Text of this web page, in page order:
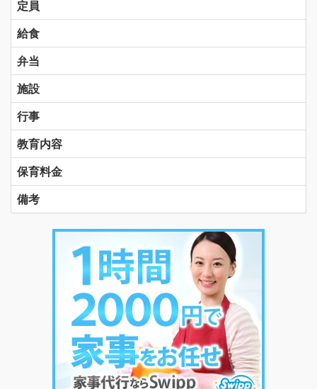
定員
給食
弁当
施設
行事
教育内容
保育料金
備考